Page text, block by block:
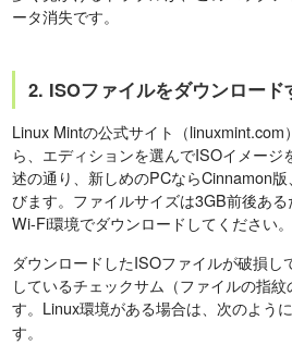
ータ消失です。
2. ISOファイルをダウンロード
Linux Mintの公式サイト（
ら、エディションを選んでISOイメージ
述の通り、新しめのPCならCinnamon
びます。ファイルサイズは3GB前後あ
Wi-Fi環境でダウンロードしてください。
ダウンロードしたISOファイルが破損し
しているチェックサム（ファイルの指
す。Linux環境がある場合は、次のように
す。